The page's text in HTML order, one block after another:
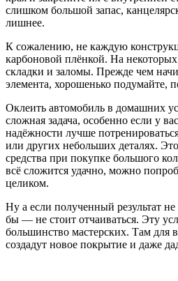
слишком большой запас,
лишнее.
К сожалению, не каждую
карбоновой плёнкой. На
складки и заломы. Прежде чем
элемента, хорошенько подумайте,
Оклеить автомобиль в домашних
сложная задача, особенно если у
надёжности лучше
или других небольших деталях.
средства при покупке большого
всё сложится удачно, можно
целиком.
Ну а если полученный результат не
бы — не стоит отчаиваться. Эту
большинство мастерских. Там для
создадут новое покрытие и даже